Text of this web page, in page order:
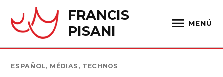
contenido
FRANCIS
PISANI
MENÚ
PUBLICADO
ESPAÑOL, MÉDIAS , TECHNOS